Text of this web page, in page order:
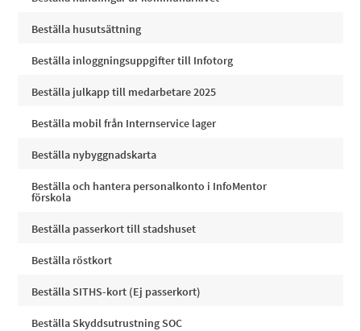
Beställa husutsättning
Beställa inloggningsuppgifter till Infotorg
Beställa julkapp till medarbetare 2025
Beställa mobil från Internservice lager
Beställa nybyggnadskarta
Beställa och hantera personalkonto i InfoMentor
förskola
Beställa passerkort till stadshuset
Beställa röstkort
Beställa SITHS-kort (Ej passerkort)
Beställa Skyddsutrustning SOC